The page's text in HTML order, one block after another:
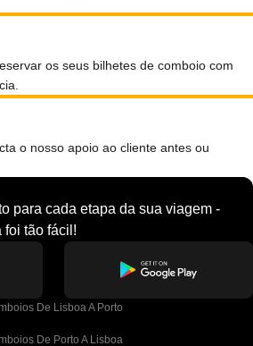
os seus bilhetes de comboio com
o nosso apoio ao cliente antes ou
para cada etapa da sua viagem -
foi tão fácil!
De Lisboa A Porto
De Porto A Lisboa